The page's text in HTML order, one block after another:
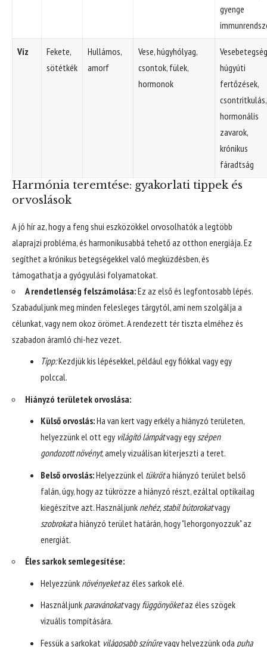
gyenge
Víz
Fekete,
sötétkék
Hullámos,
amorf
Vese, húgyhólyag,
csontok, fülek,
hormonok
húgyúti
fertőzések,
csontritkulás,
hormonális
zavarok,
krónikus
fáradtság
Harmónia teremtése: gyakorlati tippek és
orvoslások
A jó hír az, hogy a feng shui eszközökkel orvosolhatók a legtöbb
alaprajzi probléma, és harmonikusabbá tehető az otthon energiája. Ez
segíthet a krónikus betegségekkel való megküzdésben, és
támogathatja a gyógyulási folyamatokat.
A rendetlenség felszámolása:Ez az első és legfontosabb lépés.
Szabaduljunk meg minden felesleges tárgytól, ami nem szolgálja a
célunkat, vagy nem okoz örömet. A rendezett tér tiszta elméhez és
szabadon áramló chi-hez vezet.
Tipp:Kezdjük kis lépésekkel, például egy fiókkal vagy egy
polccal.
Hiányzó területek orvoslása:
Külső orvoslás:Ha van kert vagy erkély a hiányzó területen,
helyezzünk el ott egy világító lámpátvagy egyszépen
gondozott növényt, amely vizuálisan kiterjeszti a teret.
Belső orvoslás:Helyezzünk el tükröta hiányzó terület belső
falán, úgy, hogy az tükrözze a hiányzó részt, ezáltal optikailag
kiegészítve azt. Használjunk nehéz, stabil bútorokatvagy
szobrokata hiányzó terület határán, hogy "lehorgonyozzuk" az
energiát.
Éles sarkok semlegesítése:
Helyezzünk növényeketaz éles sarkok elé.
Használjunk paravánokatvagy függönyöketaz éles szögek
vizuális tompítására.
Fessük a sarkokat világosabb színűrevagy helyezzünk oda puha